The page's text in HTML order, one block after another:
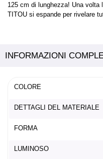
125 cm di lunghezza! Una volta
TITOU si espande per rivelare
INFORMAZIONI
COLORE
DETTAGLI DEL MATERIALE
FORMA
LUMINOSO